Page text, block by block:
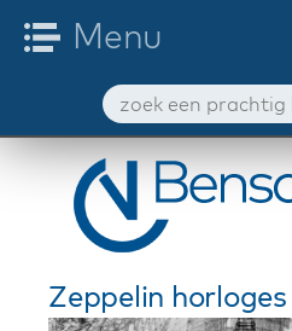
Zeppelin horloges